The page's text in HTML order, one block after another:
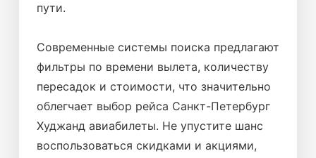
пути.
Современные системы поиска предлагают
фильтры по времени вылета, количеству
пересадок и стоимости, что значительно
облегчает выбор рейса Санкт-Петербург
Худжанд авиабилеты. Не упустите шанс
воспользоваться скидками и акциями,